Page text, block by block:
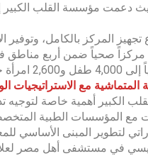
دعمت مؤسسة القلب الكبير
المركز بالكامل، وتوفير
العاملين في 60 مركزاً صحياً ضمن
حامل.
المتماشية مع الاستراتيجيات
الكبير أهمية خاصة لتوجيه
لتطوير المبنى الأساسي
في مستشفى أهل مصر